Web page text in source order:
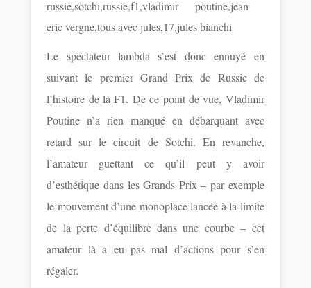
Le spectateur lambda s’est donc ennuyé en
suivant le premier Grand Prix de Russie de
l’histoire de la F1. De ce point de vue, Vladimir
Poutine n’a rien manqué en débarquant avec
retard sur le circuit de Sotchi. En revanche,
l’amateur guettant ce qu’il peut y avoir
d’esthétique dans les Grands Prix – par exemple
le mouvement d’une monoplace lancée à la limite
de la perte d’équilibre dans une courbe – cet
amateur là a eu pas mal d’actions pour s’en
régaler.